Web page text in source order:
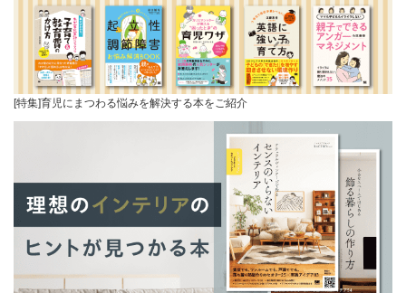
[特集]育児にまつわる悩みを解決する本をご紹介